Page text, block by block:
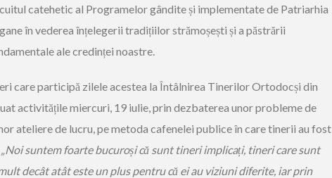
catehetic al Programelor gândite și implementate de Patriarhia
în vederea înțelegerii tradițiilor strămoșești și a păstrării
ale credinței noastre.
care participă zilele acestea la Întâlnirea Tinerilor Ortodocși din
activitățile miercuri, 19 iulie, prin dezbaterea unor probleme de
ateliere de lucru, pe metoda cafenelei publice în care tinerii au fost
„Noi suntem foarte bucuroși că sunt tineri implicați, tineri care sunt
decât atât este un plus pentru că ei au viziuni diferite, iar prin